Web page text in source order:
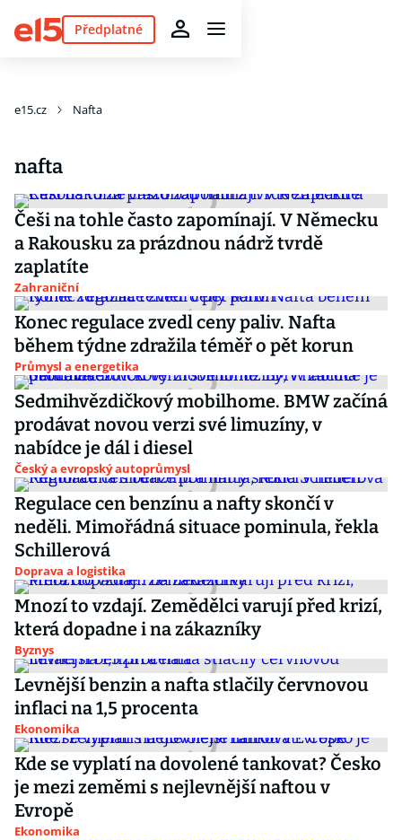
Předplatné
e15.cz Nafta
nafta
Češi na tohle často zapomínají. V Německu
a Rakousku za prázdnou nádrž tvrdě
zaplatíte
Zahraniční
Konec regulace zvedl ceny paliv. Nafta
během týdne zdražila téměř o pět korun
Průmysl a energetika
Sedmihvězdičkový mobilhome. BMW začíná
prodávat novou verzi své limuzíny, v
nabídce je dál i diesel
Český a evropský autoprůmysl
Regulace cen benzínu a nafty skončí v
neděli. Mimořádná situace pominula, řekla
Schillerová
Doprava a logistika
Mnozí to vzdají. Zemědělci varují před krizí,
která dopadne i na zákazníky
Byznys
Levnější benzin a nafta stlačily červnovou
inflaci na 1,5 procenta
Ekonomika
Kde se vyplatí na dovolené tankovat? Česko
je mezi zeměmi s nejlevnější naftou v
Evropě
Ekonomika